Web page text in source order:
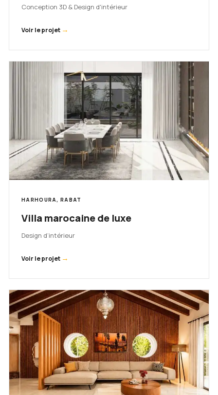
Conception 3D & Design d'intérieur
Voir le projet →
HARHOURA, RABAT
Villa marocaine de luxe
Design d’intérieur
Voir le projet →